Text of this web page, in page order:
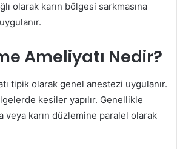
olarak karın bölgesi sarkmasına
Ameliyatı Nedir?
tipik olarak genel anestezi uygulanır.
kesiler yapılır. Genellikle
veya karın düzlemine paralel olarak